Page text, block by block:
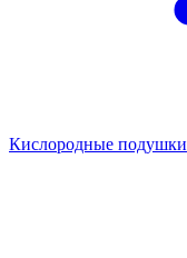
Кислородные подушки